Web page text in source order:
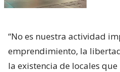
“No es nuestra actividad
emprendimiento, la
la existencia de locales